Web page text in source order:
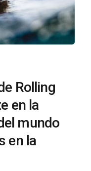
Rolling
en la
mundo
en la